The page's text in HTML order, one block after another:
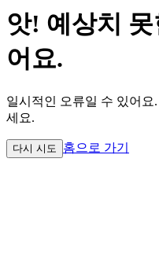
앗! 예상치
어요.
일시적인 오류일 수 있어요.
세요.
다시 시도 홈으로 가기